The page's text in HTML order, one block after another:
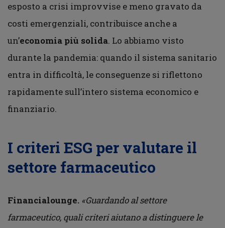
esposto a crisi improvvise e meno gravato da
costi emergenziali, contribuisce anche a
un’economia più solida. Lo abbiamo visto
durante la pandemia: quando il sistema sanitario
entra in difficoltà, le conseguenze si riflettono
rapidamente sull’intero sistema economico e
finanziario.
I criteri ESG per valutare il
settore farmaceutico
Financialounge. «Guardando al settore
farmaceutico, quali criteri aiutano a distinguere le